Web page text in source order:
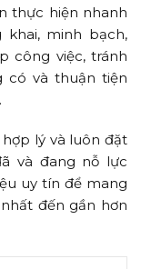
thực hiện nhanh
minh bạch,
công việc, tránh
có và thuận tiện
lý và luôn đặt
và đang nỗ lực
uy tín để mang
đến gần hơn